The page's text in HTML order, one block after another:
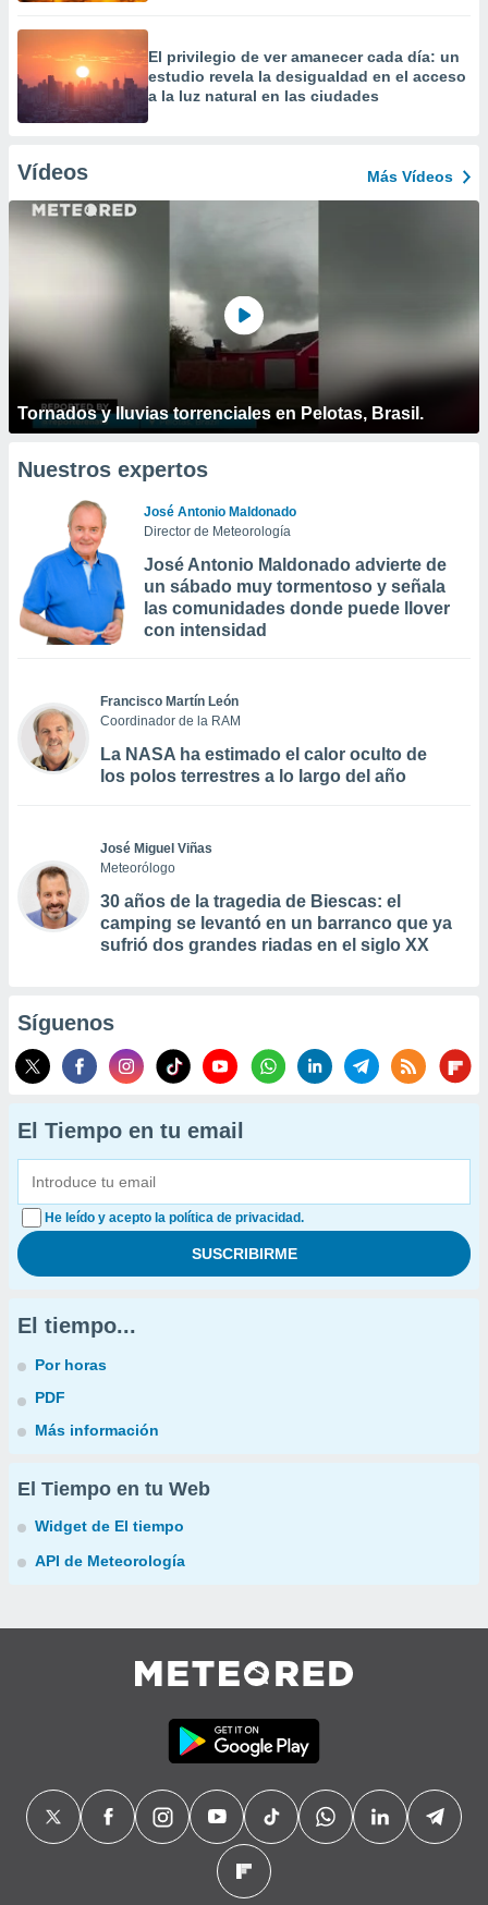
El privilegio de ver amanecer cada día: un
estudio revela la desigualdad en el acceso
a la luz natural en las ciudades
Vídeos Más Vídeos
Tornados y lluvias torrenciales en Pelotas, Brasil.
Nuestros expertos
José Antonio Maldonado
Director de Meteorología
José Antonio Maldonado advierte de
un sábado muy tormentoso y señala
las comunidades donde puede llover
con intensidad
Francisco Martín León
Coordinador de la RAM
La NASA ha estimado el calor oculto de
los polos terrestres a lo largo del año
José Miguel Viñas
Meteorólogo
30 años de la tragedia de Biescas: el
camping se levantó en un barranco que ya
sufrió dos grandes riadas en el siglo XX
Síguenos
El Tiempo en tu email
He leído y acepto la política de privacidad.
El tiempo...
Por horas
PDF
Más información
El Tiempo en tu Web
Widget de El tiempo
API de Meteorología